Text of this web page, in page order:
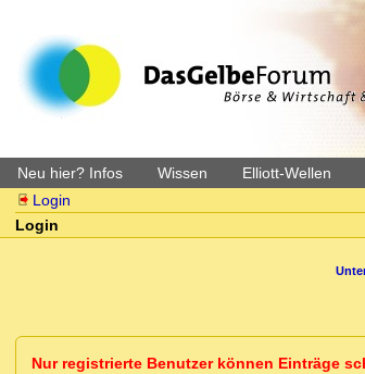
Neu hier? Infos Wissen Elliott-Wellen
Login
Login
Nur registrierte Benutzer können Einträge